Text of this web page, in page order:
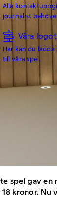
Alla
journalist
Våra
Här kan du
till våra spel.
spel gav
kronor.